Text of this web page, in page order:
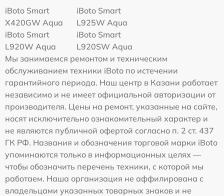
iBoto Smart
Х420GW Aqua
iBoto Smart
L925W Aqua
iBoto Smart
L920W Aqua
iBoto Smart
L920SW Aqua
Мы занимаемся ремонтом и техническим
обслуживанием техники iBoto по истечении
гарантийного периода. Наш центр в Казани работает
независимо и не имеет официальной авторизации от
производителя. Цены на ремонт, указанные на сайте,
носят исключительно ознакомительный характер и
не являются публичной офертой согласно п. 2 ст. 437
ГК РФ. Названия и обозначения торговой марки iBoto
упоминаются только в информационных целях —
чтобы обозначить перечень техники, с которой мы
работаем. Наша организация не аффилирована с
владельцами указанных товарных знаков и не